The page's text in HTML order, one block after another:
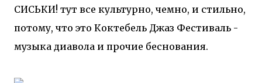
СИСЬКИ! тут все культурно, чемно, и стильно,
потому, что это Коктебель Джаз Фестиваль -
музыка диавола и прочие беснования.